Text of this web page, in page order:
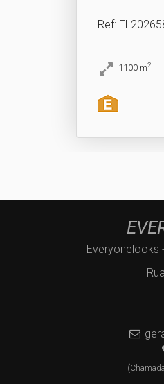
Ref:
1100 m2
Everyonelooks